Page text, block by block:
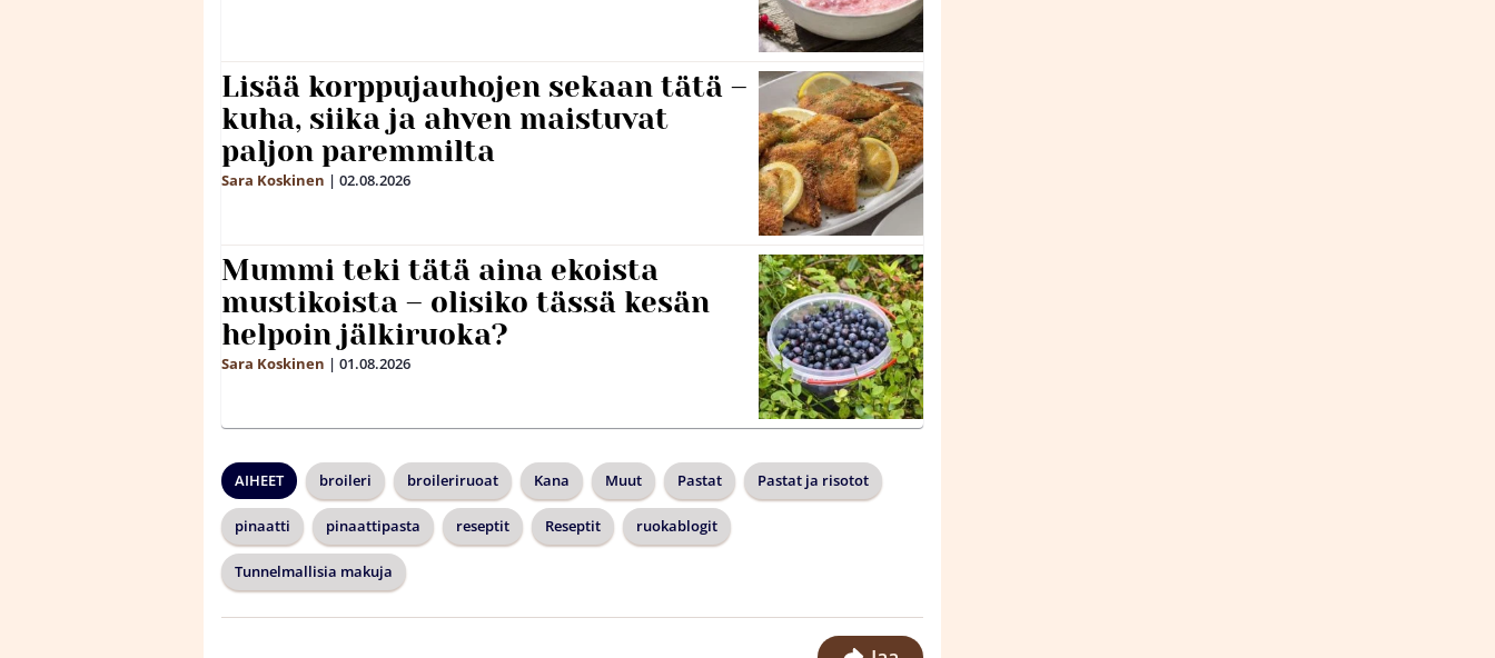
Lisää korppujauhojen sekaan tätä –
kuha, siika ja ahven maistuvat
paljon paremmilta
Sara Koskinen | 02.08.2026
Mummi teki tätä aina ekoista
mustikoista – olisiko tässä kesän
helpoin jälkiruoka?
Sara Koskinen | 01.08.2026
AIHEET broileri broileriruoat Kana Muut Pastat Pastat ja risotot
pinaatti pinaattipasta reseptit Reseptit ruokablogit
Tunnelmallisia makuja